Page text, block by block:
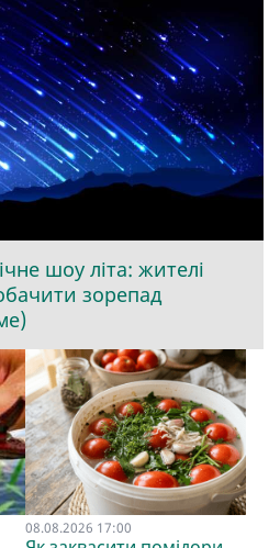
шоу літа: жителі
зорепад
08.08.2026 17:00